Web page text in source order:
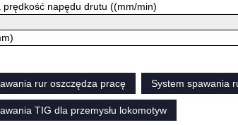
prędkość napędu drutu ((mm/min)
rur oszczędza pracę
System spawania
TIG dla przemysłu lokomotyw